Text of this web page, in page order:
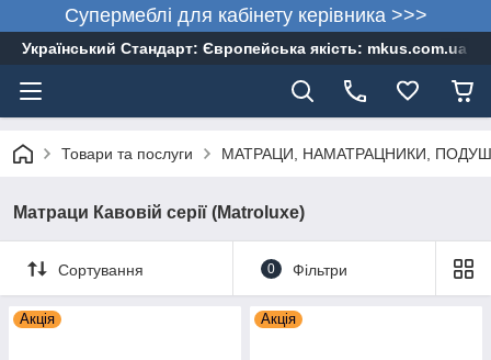
Супермеблі для кабінету керівника >>>
Український Стандарт: Європейська якість: mkus.com.ua
Товари та послуги МАТРАЦИ, НАМАТРАЦНИКИ,
Матраци Кавовій серії (Matroluxe)
Сортування 0 Фільтри
Акція Акція